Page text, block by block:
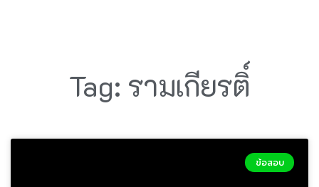
Tag: รามเกียรติ์
ข้อสอบ